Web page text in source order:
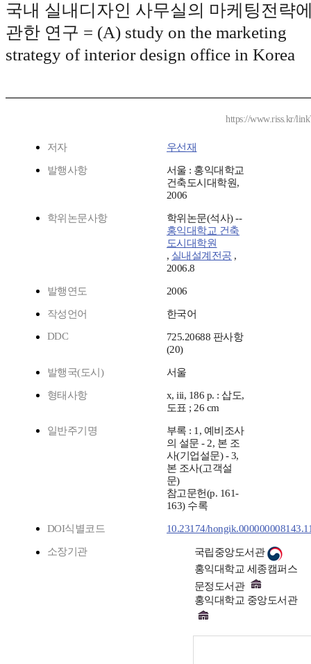
국내 실내디자인 사무실의 마케팅전략
관한 연구 = (A) study on the marketing
strategy of interior design office in Korea
https://www.riss.kr/
저자 우선재
발행사항
서울 : 홍익대학교
건축도시대학원,
2006
학위논문사항
학위논문(석사) --
홍익대학교 건축
도시대학원
, 실내설계전공 ,
2006.8
발행연도 2006
작성언어
한국어
DDC
725.20688 판사항
(20)
발행국(도시) 서울
형태사항
x, iii, 186 p. : 삽도,
도표 ; 26 cm
일반주기명
부록 : 1, 예비조사
의 설문 - 2, 본 조
사(기업설문) - 3,
본 조사(고객설
문)
참고문헌(p. 161-
163) 수록
DOI식별코드 10.23174/
소장기관
국립중앙도서관
홍익대학교 세종캠퍼스
문정도서관
홍익대학교 중앙도서관